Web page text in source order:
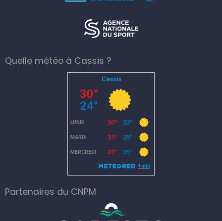
Quelle météo à Cassis ?
Partenaires du CNPM